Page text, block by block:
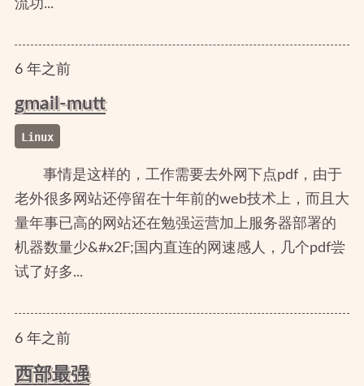
流功...
6年之前
gmail-mutt
Linux
事情是这样的，工作需要去外网下点pdf，由于
老外很多网站还停留在十年前的web技术上，而且大
量年事已高的网站还在勉强运营加上服务器部署的
机器数量少&#x2F;国内直连的网速感人，几个pdf尝
试了好多...
6年之前
西部最强